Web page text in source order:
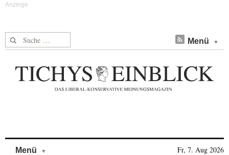
Suche nach: Menü
Menü Fr, 7. Aug 2026